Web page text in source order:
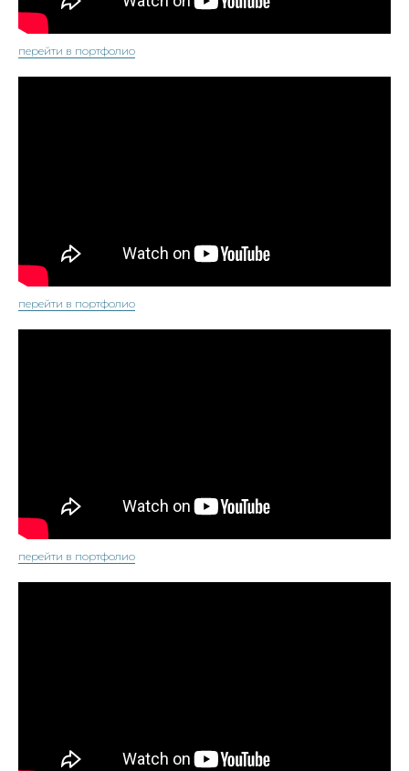
перейти в портфолио
перейти в портфолио
перейти в портфолио